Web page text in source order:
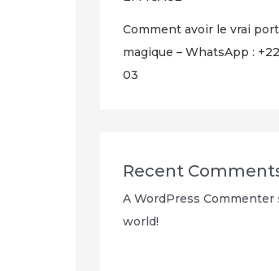
Comment avoir le vrai
magique – WhatsApp :
03
Recent
A WordPress Commenter
world!